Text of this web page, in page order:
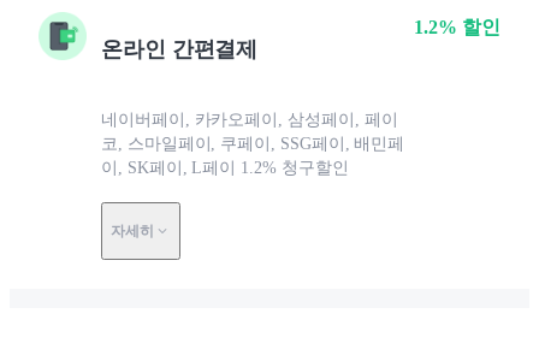
온라인 간편결제
네이버페이, 카카오페이, 삼성페이, 페이
코, 스마일페이, 쿠페이, SSG페이, 배민페
이, SK페이, L페이 1.2% 청구할인
자세히
1.2% 할인